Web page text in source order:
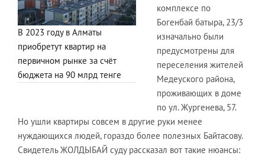
В 2023 году в Алматы
приобретут квартир на
первичном рынке за счёт
бюджета на 90 млрд тенге
комплексе по
Богенбай батыра, 23/3
изначально были
предусмотрены для
переселения жителей
Медеуского района,
проживающих в доме
по ул. Жургенева, 57.
Но ушли квартиры совсем в другие руки менее
нуждающихся людей, гораздо более полезных Байтасову.
Свидетель ЖОЛДЫБАЙ суду рассказал вот такие нюансы: